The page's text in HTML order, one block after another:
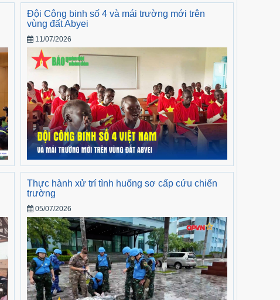
Đội Công binh số 4 và mái trường mới trên
vùng đất Abyei
11/07/2026
Thực hành xử trí tình huống sơ cấp cứu chiến
trường
05/07/2026